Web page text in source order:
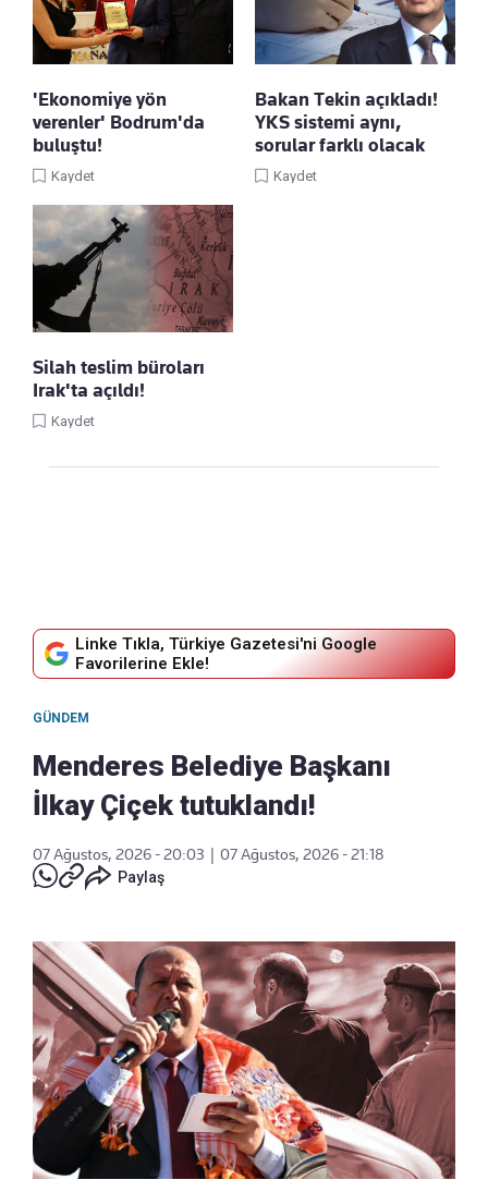
'Ekonomiye yön
verenler' Bodrum'da
buluştu!
Kaydet
Bakan Tekin açıkladı!
YKS sistemi aynı,
sorular farklı olacak
Kaydet
Silah teslim büroları
Irak'ta açıldı!
Kaydet
Linke Tıkla, Türkiye Gazetesi'ni Google
Favorilerine Ekle!
GÜNDEM
Menderes Belediye Başkanı
İlkay Çiçek tutuklandı!
07 Ağustos, 2026 - 20:03
07 Ağustos, 2026 - 21:18
Paylaş